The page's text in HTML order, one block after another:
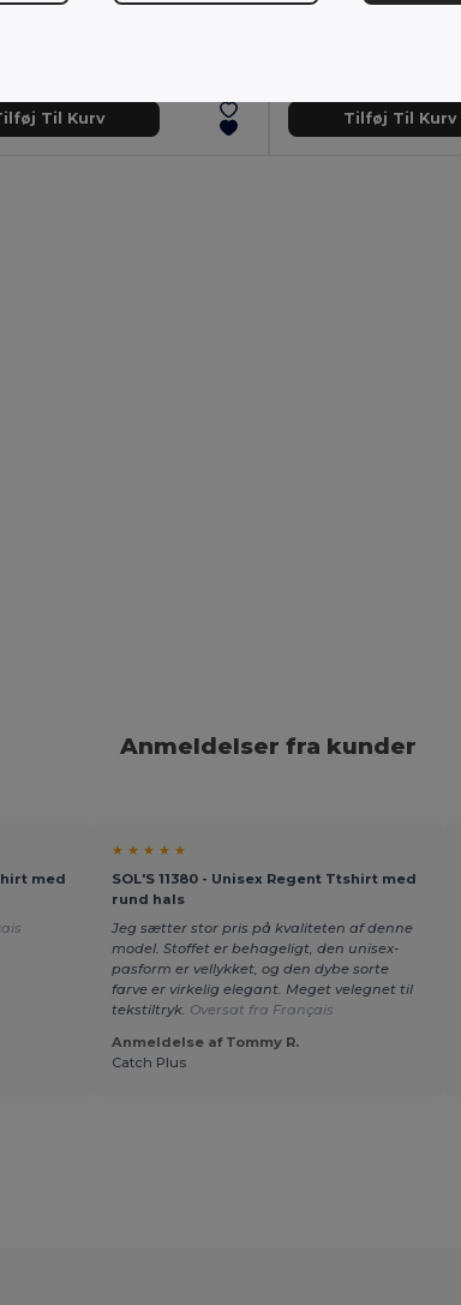
Til Kurv Tilføj Til Kurv
Anmeldelser fra kunder
med
★ ★ ★ ★ ★
SOL'S 11380 - Unisex Regent Ttshirt med
rund hals
Jeg sætter stor pris på kvaliteten af denne
model. Stoffet er behageligt, den unisex-
pasform er vellykket, og den dybe sorte
farve er virkelig elegant. Meget velegnet til
tekstiltryk. Oversat fra Français
Anmeldelse af Tommy R.
Catch Plus